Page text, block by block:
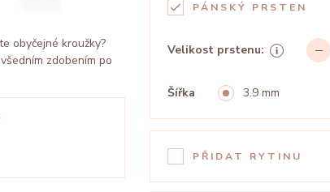
obyčejné kroužky?
zdobením po
PÁNSKÝ PRSTEN
Velikost prstenu:
Šířka 3.9 mm
PŘIDAT RYTINU